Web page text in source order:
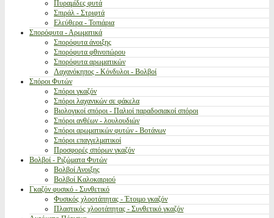
Πυραμίδες φυτά
Σπιράλ - Στριφτά
Ελεύθερα - Τοπιάρια
Σπορόφυτα - Αρωματικά
Σπορόφυτα άνοιξης
Σπορόφυτα φθινοπώρου
Σπορόφυτα αρωματικών
Λαχανόκηπος - Κόνδυλοι - Βολβοί
Σπόροι Φυτών
Σπόροι γκαζόν
Σπόροι λαχανικών σε φάκελα
Βιολογικοί σπόροι - Παλιοί παραδοσιακοί σπόροι
Σπόροι ανθέων - λουλουδιών
Σπόροι αρωματικών φυτών - Βοτάνων
Σπόροι επαγγελματικοί
Προσφορές σπόρων γκαζόν
Βολβοί - Ριζώματα Φυτών
Βολβοί Ανοιξης
Βολβοί Καλοκαιριού
Γκαζόν φυσικό - Συνθετικό
Φυσικός χλοοτάπητας - Έτοιμο γκαζόν
Πλαστικός χλοοτάπητας - Συνθετικό γκαζόν